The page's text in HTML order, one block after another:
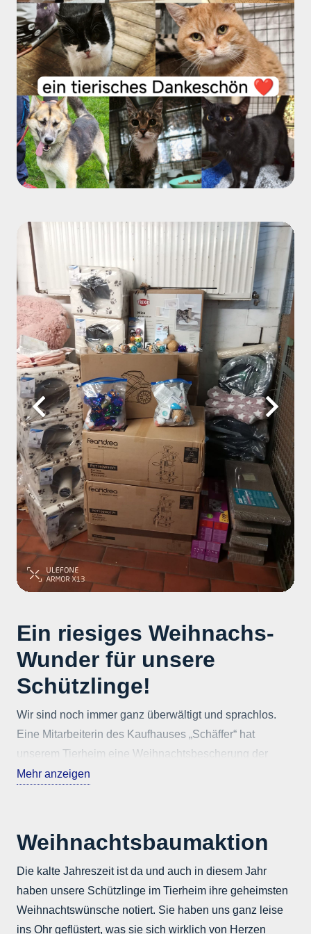
Egal ob im schulischen Sinne oder einfach weil sie Lust
dazu hatten. Euer Engagement berührt uns sehr!
Verlässliche Hilfe: Unsere Dauerspender, die uns jeden
Monat mit festen Beträgen unterstützen, geben uns die
nötige Sicherheit für unserer tägliche Arbeit.
Spontane Unterstützung: Auch jede einzelne Geld- und
Sachspende, die uns „einfach so“ oder aus einem
besonderen Anlass erreicht hat, hat dazu beigetragen,
Ohne Menschen wie euch wäre unsere Arbeit nicht
möglich. Jeder Sack Futter, jedes Spielzeug und jeder
Euro ist ein Zeichen dafür, dass unsere Tiere nicht
vergessen werden.
Im Namen des gesamten Teams und all unseren
Fellnasen, Samtpfoten und gefiederten Freunden sagen
wir: DANKE für dieses großartige Jahr! Wir wünschen
euch ein glückliches und gesundes neue Jahr.
Ein riesiges Weihnachs-
Wunder für unsere
Schützlinge!
Wir sind noch immer ganz überwältigt und sprachlos.
Eine Mitarbeiterin des Kaufhauses „Schäffer“ hat
unserem Tierheim eine Weihnachtsbescherung der
Extraklasse bereitet!
Glückskerzen im Erdgeschoss des Kaufhauses
Mehr anzeigen
Weihnachtsbaumaktion
Die kalte Jahreszeit ist da und auch in diesem Jahr
haben unsere Schützlinge im Tierheim ihre geheimsten
Weihnachtswünsche notiert. Sie haben uns ganz leise
ins Ohr geflüstert, was sie sich wirklich von Herzen